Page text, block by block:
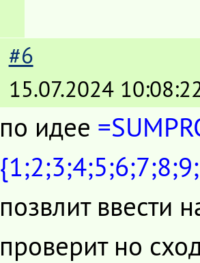
#6
15.07.2024
по идее
позвлит ввести
проверит но